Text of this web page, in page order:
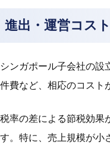
進出・運営コス
シンガポール子会社の設
件費など、相応のコスト
税率の差による節税効果
す。特に、売上規模が小